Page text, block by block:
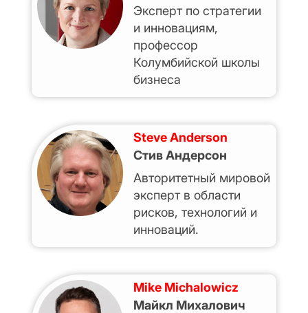
Эксперт по стратегии
и инновациям,
профессор
Колумбийской школы
бизнеса
Steve Anderson
Стив Андерсон
Авторитетный мировой
эксперт в области
рисков, технологий и
инноваций.
Mike Michalowicz
Майкл Михалович